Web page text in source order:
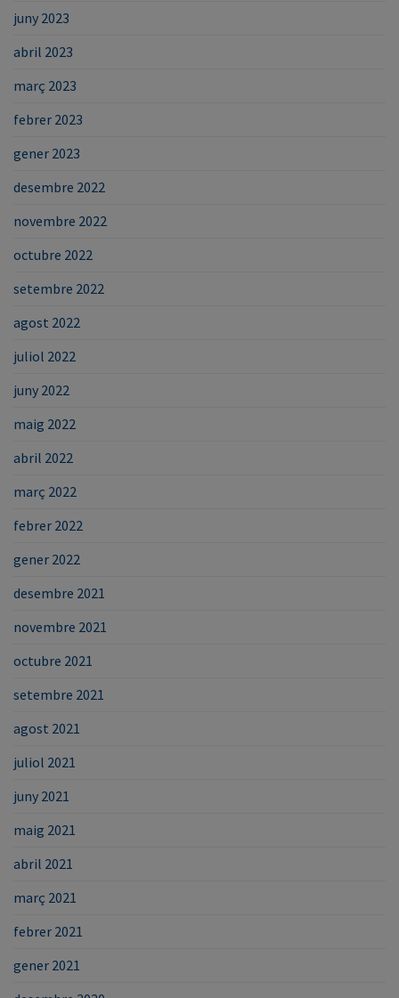
juny 2023
abril 2023
març 2023
febrer 2023
gener 2023
desembre 2022
novembre 2022
octubre 2022
setembre 2022
agost 2022
juliol 2022
juny 2022
maig 2022
abril 2022
març 2022
febrer 2022
gener 2022
desembre 2021
novembre 2021
octubre 2021
setembre 2021
agost 2021
juliol 2021
juny 2021
maig 2021
abril 2021
març 2021
febrer 2021
gener 2021